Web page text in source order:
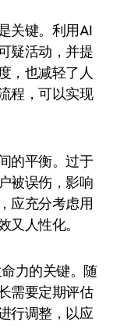
关键。利用AI
疑活动，并提
，也减轻了人
程，可以实现
的平衡。过于
被误伤，影响
应充分考虑用
又人性化。
力的关键。随
需要定期评估
行调整，以应